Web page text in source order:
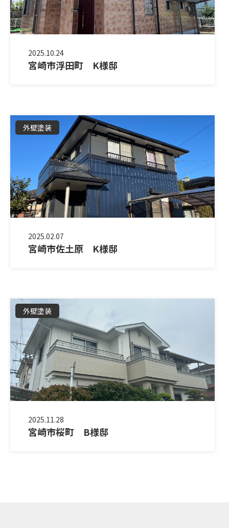
2025.10.24
宮崎市浮田町 K様邸
外壁塗装
2025.02.07
宮崎市佐土原 K様邸
外壁塗装
2025.11.28
宮崎市桜町 B様邸